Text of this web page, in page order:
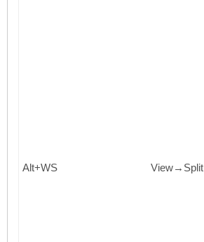
Alt+WS
View→Split